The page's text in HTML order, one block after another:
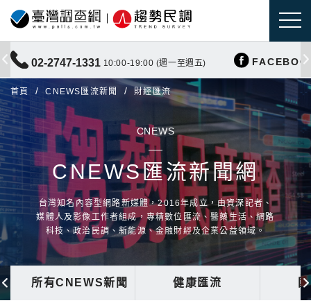
02-2747-1331 10:00-19:00 (週一至週五)
首頁 CNEWS匯流新聞 財經匯流
CNEWS
CNEWS匯流新聞網
台灣知名內容型網路新媒體，2016年成立，由資深記者、
媒體人及影像工作者組成，專精數位匯流、醫藥生活、網路
科技、政治民調、新能源、金融財經及企業公益領域。
所有CNEWS新聞 健康匯流